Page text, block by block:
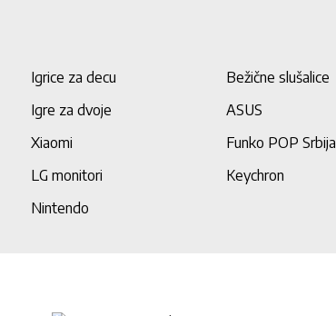
Igrice za decu Bežične slušalice
Igre za dvoje
ASUS
Xiaomi
Funko POP Srbija
LG monitori
Keychron
Nintendo